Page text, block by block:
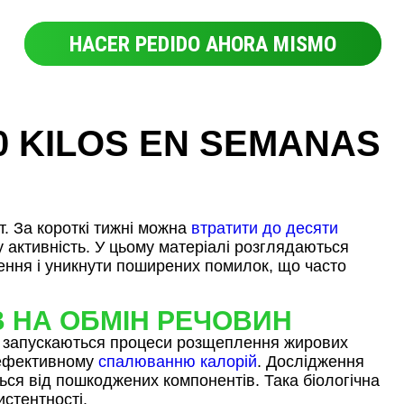
HACER PEDIDO AHORA MISMO
KILOS EN SEMANAS
За короткі тижні можна втратити до десяти
У цьому матеріалі розглядаються
і уникнути поширених помилок, що часто
НА ОБМІН РЕЧОВИН
запускаються процеси розщеплення жирових
спалюванню калорій. Дослідження
від пошкоджених компонентів. Така біологічна